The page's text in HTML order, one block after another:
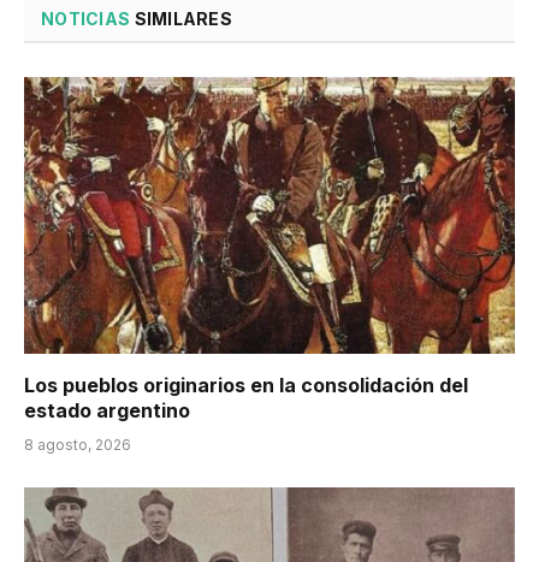
NOTICIAS SIMILARES
Los pueblos originarios en la consolidación del
estado argentino
8 agosto, 2026